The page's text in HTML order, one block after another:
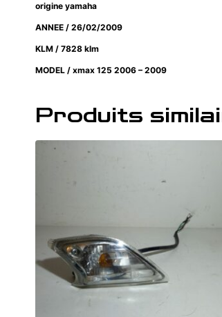
origine yamaha
ANNEE / 26/02/2009
KLM / 7828 klm
MODEL / xmax 125 2006 – 2009
Produits